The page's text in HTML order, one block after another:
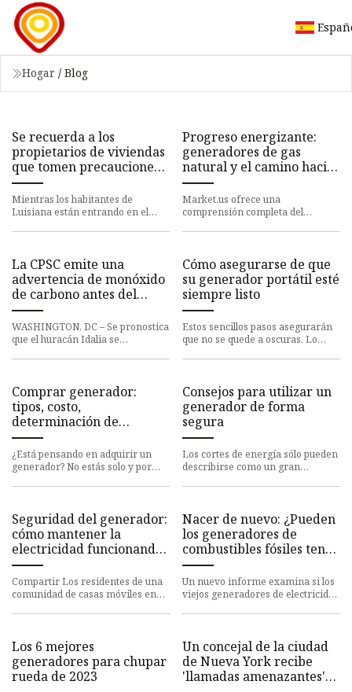
Hogar / Blog
Se recuerda a los
propietarios de viviendas
que tomen precauciones
al operar generadores
Mientras los habitantes de
Luisiana están entrando en el
Progreso energizante:
generadores de gas
natural y el camino hacia
la sostenibilidad
Market.us ofrece una
comprensión completa del
La CPSC emite una
advertencia de monóxido
de carbono antes del
huracán Idalia
WASHINGTON, DC – Se pronostica
que el huracán Idalia se
Cómo asegurarse de que
su generador portátil esté
siempre listo
Estos sencillos pasos asegurarán
que no se quede a oscuras. Lo
Comprar generador:
tipos, costo,
determinación de
potencia, qué pueden
funcionar.
¿Está pensando en adquirir un
generador? No estás solo y por
Consejos para utilizar un
generador de forma
segura
Los cortes de energía sólo pueden
describirse como un gran
Seguridad del generador:
cómo mantener la
electricidad funcionando
cuando se corta la luz
Compartir Los residentes de una
comunidad de casas móviles en
Nacer de nuevo: ¿Pueden
los generadores de
combustibles fósiles tener
una segunda vida?
Un nuevo informe examina si los
viejos generadores de electricidad
Los 6 mejores
generadores para chupar
rueda de 2023
Un concejal de la ciudad
de Nueva York recibe
'llamadas amenazantes'